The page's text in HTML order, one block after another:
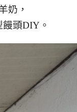
奶，
頭DIY。